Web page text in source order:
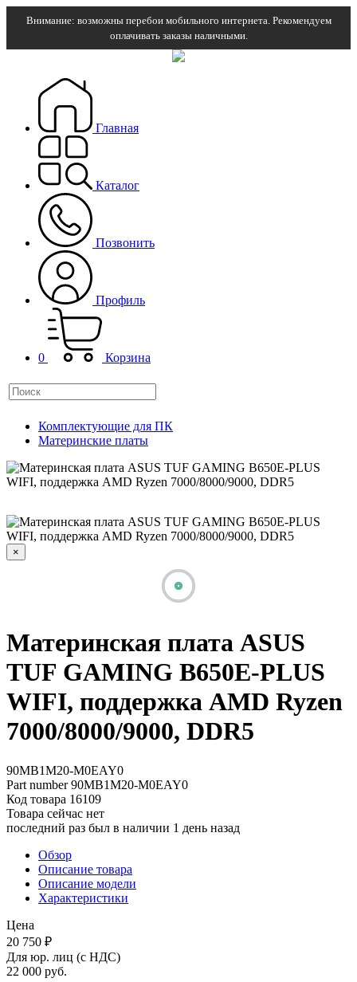
Внимание: возможны перебои мобильного интернета. Рекомендуем
оплачивать заказы наличными.
Главная
Каталог
Позвонить
Профиль
0 Корзина
Комплектующие для ПК
Материнские платы
×
Материнская плата ASUS
TUF GAMING B650E-PLUS
WIFI, поддержка AMD Ryzen
7000/8000/9000, DDR5
90MB1M20-M0EAY0
Part number 90MB1M20-M0EAY0
Код товара 16109
Товара сейчас нет
последний раз был в наличии 1 день назад
Обзор
Описание товара
Описание модели
Характеристики
Цена
20 750 ₽
Для юр. лиц (с НДС)
22 000 руб.